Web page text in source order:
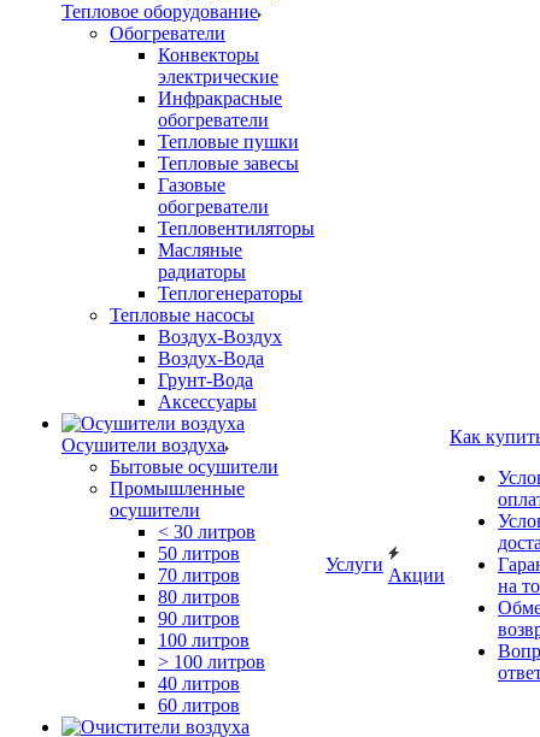
Тепловое оборудование
Обогреватели
Конвекторы
электрические
Инфракрасные
обогреватели
Тепловые пушки
Тепловые завесы
Газовые
обогреватели
Тепловентиляторы
Масляные
радиаторы
Теплогенераторы
Тепловые насосы
Воздух-Воздух
Воздух-Вода
Грунт-Вода
Аксессуары
Осушители воздуха
Бытовые осушители
Промышленные
осушители
< 30 литров
50 литров
70 литров
80 литров
90 литров
100 литров
> 100 литров
40 литров
60 литров
Услуги
Акции
Как
на